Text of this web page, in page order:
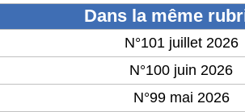
Dans la même
N°101 juillet 2026
N°100 juin 2026
N°99 mai 2026